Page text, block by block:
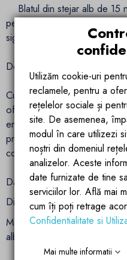
Blatul din stejar alb de 15
perfect pentru pregatirea si
siguranta si confort.
Design functional si versatil
Cu un diametru de 100 cm
ofera o suprafata de gatit
ergonomica. Designul
precum mecanismul de
control eficient al flacarii si o
Date tehnice:
Dimensiuni: Ø 100 cm × H
Material: Otel Corten | Plita
alb: 15 mm
Utilizăm cookie-uri
reclamele, pentru a
rețelelor sociale și
site. De asemenea,
modul în care utilizezi
noștri din domeniul
analizelor. Aceste
date furnizate de tine
serviciilor lor. Află mai
cum îți poți retrage
Confidentialitate si
Mai multe informatii